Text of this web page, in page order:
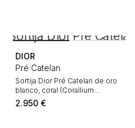
DIOR
Pré Catelan
Sortija Dior Pré Catelan de oro
blanco, coral (Corallium
japonicum) y diamante
2.950 €